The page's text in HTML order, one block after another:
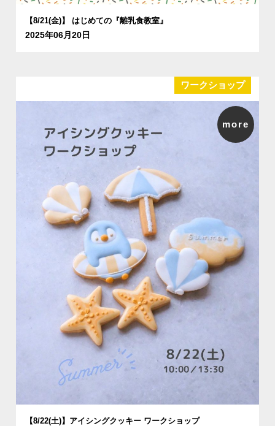
【8/21(金)】 はじめての『離乳食教室』
2025年06月20日
ワークショップ
【8/22(土)】アイシングクッキー ワークショップ
more